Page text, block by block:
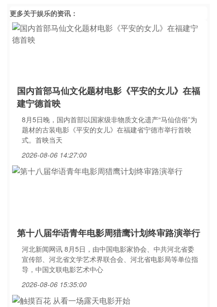
更多关于娱乐的资讯：
国内首部马仙文化题材电影《平安的女儿》在福
建宁德首映
8月5日晚，国内首部以国家级非物质文化遗产“马仙信俗”为
题材的古装电影《平安的女儿》在福建省宁德市举行首映
式。首映当天
2026-08-06 14:27:00
第十八届华语青年电影周猎鹰计划终审路演举行
河北新闻网讯 8月5日，由中国电影家协会、中共河北省委
宣传部、河北省文学艺术界联合会、河北省电影局等单位指
导，中国文联电影艺术中心
2026-08-06 15:35:00